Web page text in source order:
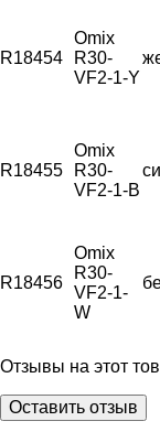
R18454
Omix
R30-
VF2-1-Y
R18455
Omix
R30-
VF2-1-B
R18456
Omix
R30-
VF2-1-
W
Отзывы на этот
Оставить отзыв